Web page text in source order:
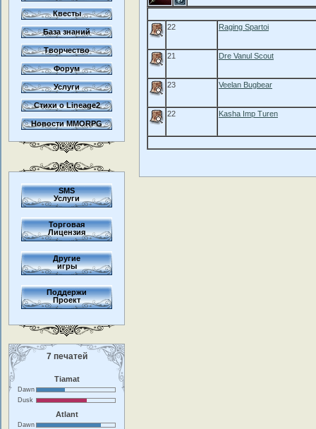
Квесты
База знаний
Творчество
Форум
Услуги
Стихи о Lineage2
Новости MMORPG
SMS
Услуги
Торговая
Лицензия
Другие
игры
Поддержи
Проект
7 печатей
Tiamat
Dawn
Dusk
Atlant
Dawn
22 Raging Spartoi
21 Dre Vanul Scout
23 Veelan Bugbear
22 Kasha Imp Turen